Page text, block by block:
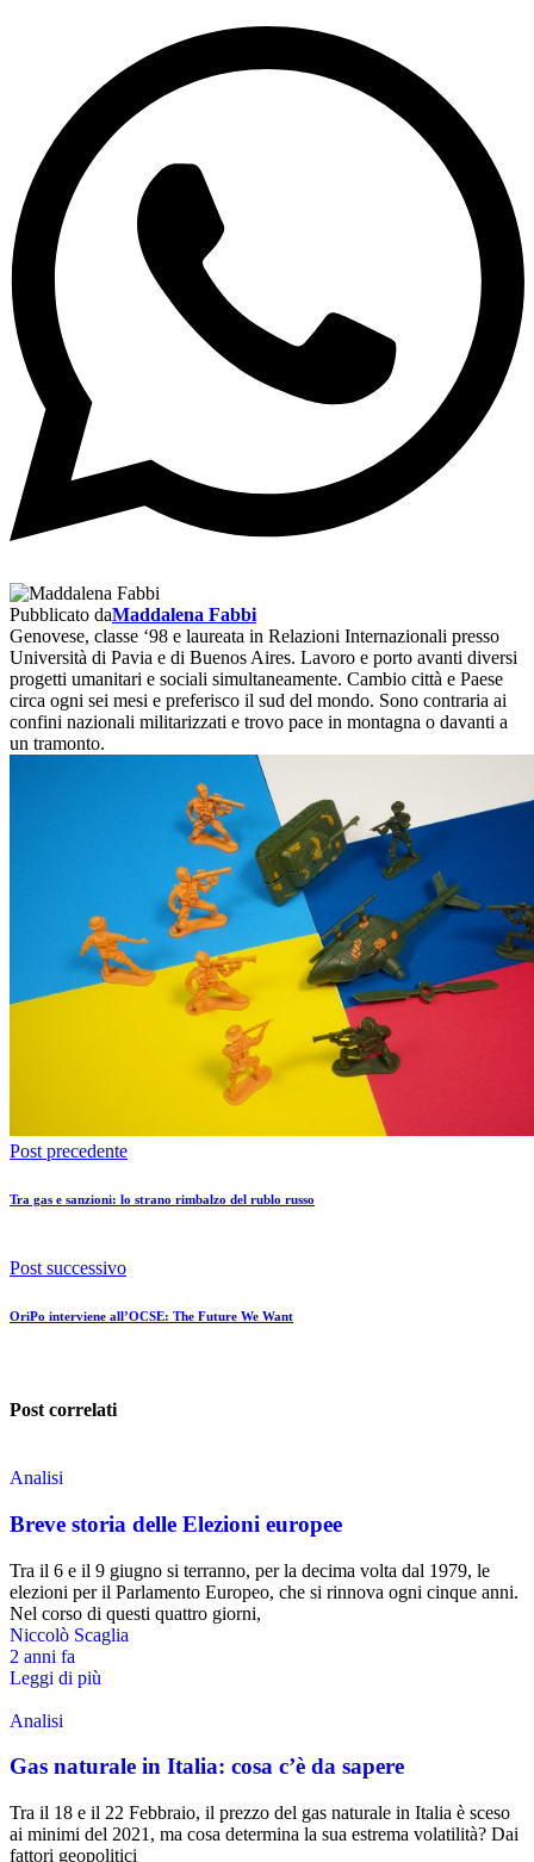
Pubblicato daMaddalena Fabbi
Genovese, classe ‘98 e laureata in Relazioni Internazionali presso
Università di Pavia e di Buenos Aires. Lavoro e porto avanti diversi
progetti umanitari e sociali simultaneamente. Cambio città e Paese
circa ogni sei mesi e preferisco il sud del mondo. Sono contraria ai
confini nazionali militarizzati e trovo pace in montagna o davanti a
un tramonto.
Post precedente
Tra gas e sanzioni: lo strano rimbalzo del rublo russo
Post successivo
OriPo interviene all’OCSE: The Future We Want
Post correlati
Analisi
Breve storia delle Elezioni europee
Tra il 6 e il 9 giugno si terranno, per la decima volta dal 1979, le
elezioni per il Parlamento Europeo, che si rinnova ogni cinque anni.
Nel corso di questi quattro giorni,
Niccolò Scaglia
2 anni fa
Leggi di più
Analisi
Gas naturale in Italia: cosa c’è da sapere
Tra il 18 e il 22 Febbraio, il prezzo del gas naturale in Italia è sceso
ai minimi del 2021, ma cosa determina la sua estrema volatilità? Dai
fattori geopolitici